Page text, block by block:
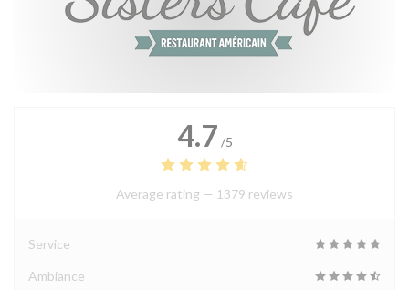
4.7 /5
Average rating — 1379 reviews
Service
Ambiance